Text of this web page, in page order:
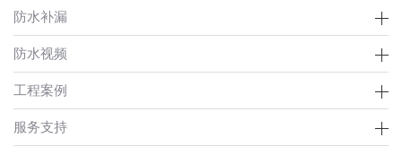
防水补漏
防水视频
工程案例
服务支持